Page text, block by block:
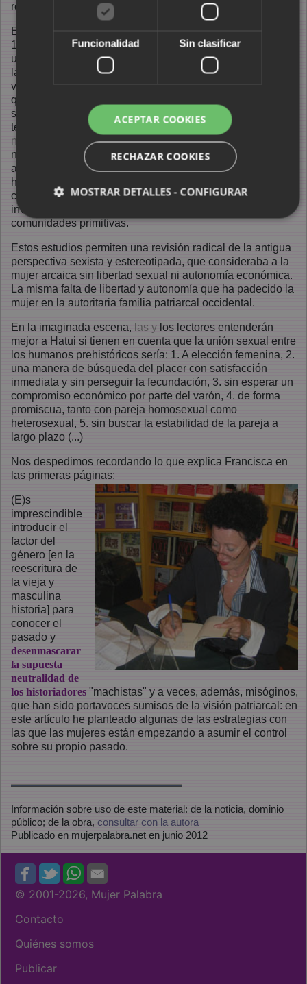
recreación.
En la Escena
1ª recreamos
un momento de
la divertida
vida sexual
que con toda
seguridad
tendrían
nuestras y
nuestros
antepasados en época matriarcal, hace 18 mil años. La
hemos esbozado así basándonos en las nuevas
concepciones culturales, aportadas por las más recientes
investigaciones antropológicas y etnológicas de diversas
comunidades primitivas.
Estos estudios permiten una revisión radical de la antigua
perspectiva sexista y estereotipada, que consideraba a la
mujer arcaica sin libertad sexual ni autonomía económica.
La misma falta de libertad y autonomía que ha padecido la
mujer en la autoritaria familia patriarcal occidental.
En la imaginada escena, las y los lectores entenderán
mejor a Hatui si tienen en cuenta que la unión sexual entre
los humanos prehistóricos sería: 1. A elección femenina, 2.
una manera de búsqueda del placer con satisfacción
inmediata y sin perseguir la fecundación, 3. sin esperar un
compromiso económico por parte del varón, 4. de forma
promiscua, tanto con pareja homosexual como
heterosexual, 5. sin buscar la estabilidad de la pareja a
largo plazo (...)
Nos despedimos recordando lo que explica Francisca en
las primeras páginas:
(E)s
imprescindible
introducir el
factor del
género [en la
reescritura de
la vieja y
masculina
historia] para
conocer el
pasado y
desenmascarar
la supuesta
neutralidad de
los historiadores "machistas" y a veces, además, misóginos,
que han sido portavoces sumisos de la visión patriarcal: en
este artículo he planteado algunas de las estrategias con
las que las mujeres están empezando a asumir el control
sobre su propio pasado.
Información sobre uso de este material: de la noticia, dominio
público; de la obra, consultar con la autora
Publicado en mujerpalabra.net en junio 2012
© 2001-2026, Mujer Palabra
Contacto
Quiénes somos
Publicar
Funcionalidad Sin clasificar
ACEPTAR COOKIES
RECHAZAR COOKIES
MOSTRAR DETALLES - CONFIGURAR